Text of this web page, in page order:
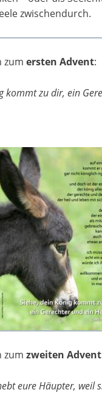
zwischendurch.
zum ersten Advent:
kommt zu dir, ein
zum zweiten Advent
eure Häupter, weil